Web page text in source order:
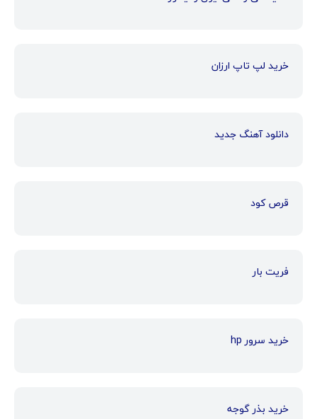
خرید لپ تاپ ارزان
دانلود آهنگ جدید
قرص کود
فریت بار
خرید سرور hp
خرید بذر گوجه